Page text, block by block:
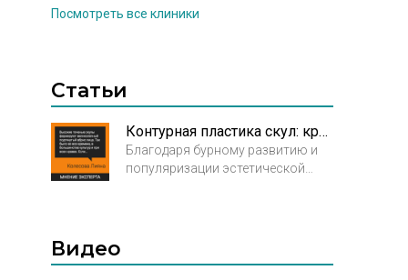
Посмотреть все клиники
Статьи
Контурная пластика скул: красота налицо!
Благодаря бурному развитию и
популяризации эстетической
Видео